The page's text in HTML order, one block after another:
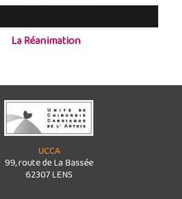
La Réanimation
UCCA
99, route de La Bassée
62307 LENS